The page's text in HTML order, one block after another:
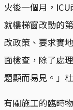
火後一個月，
就樓梯窗改動的
改政策、要求實
面檢查，除了處
題顯而易見。」
有關施工的臨時